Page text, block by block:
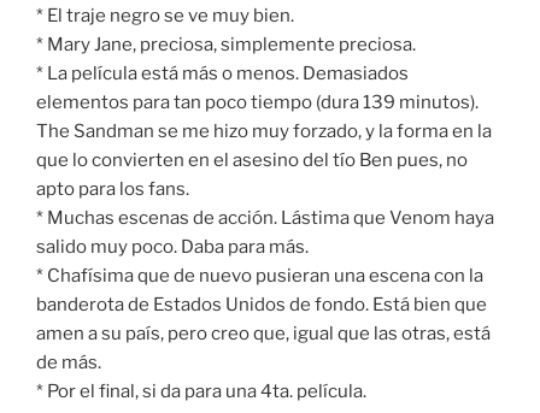
* El traje negro se ve muy bien.
* Mary Jane, preciosa, simplemente preciosa.
* La película está más o menos. Demasiados
elementos para tan poco tiempo (dura 139 minutos).
The Sandman se me hizo muy forzado, y la forma en la
que lo convierten en el asesino del tío Ben pues, no
apto para los fans.
* Muchas escenas de acción. Lástima que Venom haya
salido muy poco. Daba para más.
* Chafísima que de nuevo pusieran una escena con la
banderota de Estados Unidos de fondo. Está bien que
amen a su país, pero creo que, igual que las otras, está
de más.
* Por el final, si da para una 4ta. película.